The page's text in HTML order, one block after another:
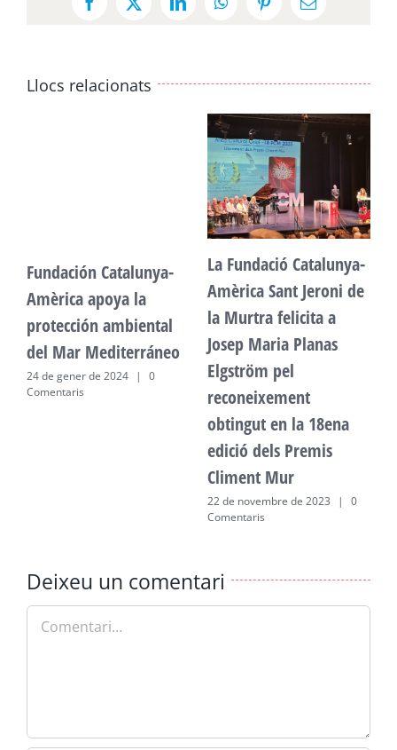
Facebook
X LinkedInWhatsAppPinterestEmail:
Llocs relacionats
Fundación Catalunya-
Amèrica apoya la
protección ambiental
del Mar Mediterráneo
24 de gener de 2024 |
0
Comentaris
La Fundació Catalunya-
Amèrica Sant Jeroni de
la Murtra felicita a
Josep Maria Planas
Elgström pel
reconeixement
obtingut en la 18ena
edició dels Premis
Climent Mur
22 de novembre de 2023 |
0
Comentaris
Deixeu un comentari